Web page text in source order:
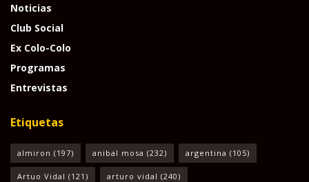
Noticias
Club Social
Ex Colo-Colo
Programas
Entrevistas
Etiquetas
almiron (197) anibal mosa (232) argentina (105)
Artuo Vidal (121) arturo vidal (240)